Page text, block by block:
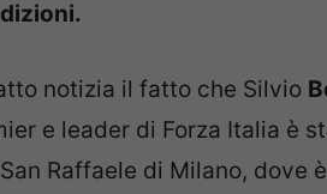
notizia il fatto che Silvio
e leader di Forza Italia è
Raffaele di Milano, dove